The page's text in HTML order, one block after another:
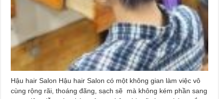
Hậu hair Salon Hậu hair Salon có một không gian làm việc vô
cùng rộng rãi, thoáng đãng, sạch sẽ mà không kém phần sang